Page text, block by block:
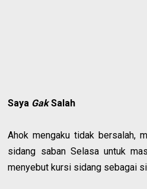
Saya GakSalah
Ahok mengaku tidak bersalah,
sidang saban Selasa untuk
menyebut kursi sidang sebagai